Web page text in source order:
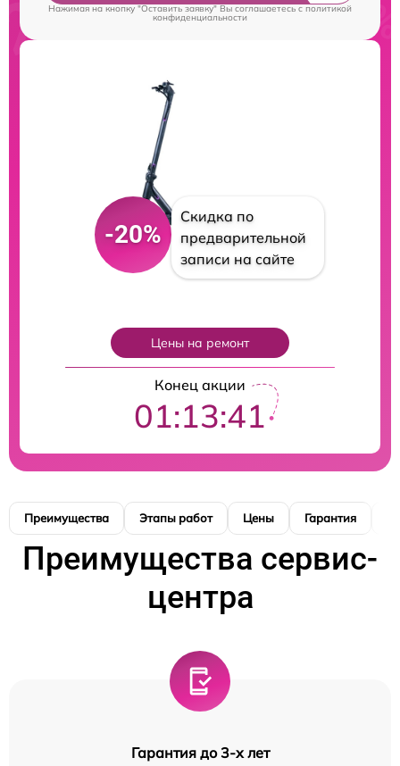
Нажимая на кнопку "Оставить заявку" Вы соглашаетесь cполитикой
конфиденциальности
-20%
Скидка по
предварительной
записи на сайте
Цены на ремонт
Конец акции
01:13:41
Преимущества Этапы работ Цены Гарантия
Преимущества сервис-
центра
Гарантия до 3-х лет